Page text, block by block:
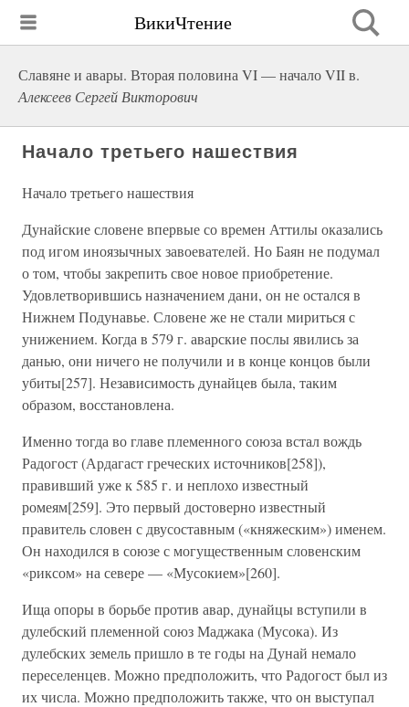
ВикиЧтение
Славяне и авары. Вторая половина VI — начало VII в.
Алексеев Сергей Викторович
Начало третьего нашествия
Начало третьего нашествия
Дунайские словене впервые со времен Аттилы оказались
под игом иноязычных завоевателей. Но Баян не подумал
о том, чтобы закрепить свое новое приобретение.
Удовлетворившись назначением дани, он не остался в
Нижнем Подунавье. Словене же не стали мириться с
унижением. Когда в 579 г. аварские послы явились за
данью, они ничего не получили и в конце концов были
убиты[257]. Независимость дунайцев была, таким
образом, восстановлена.
Именно тогда во главе племенного союза встал вождь
Радогост (Ардагаст греческих источников[258]),
правивший уже к 585 г. и неплохо известный
ромеям[259]. Это первый достоверно известный
правитель словен с двусоставным («княжеским») именем.
Он находился в союзе с могущественным словенским
«риксом» на севере — «Мусокием»[260].
Ища опоры в борьбе против авар, дунайцы вступили в
дулебский племенной союз Маджака (Мусока). Из
дулебских земель пришло в те годы на Дунай немало
переселенцев. Можно предположить, что Радогост был из
их числа. Можно предположить также, что он выступал